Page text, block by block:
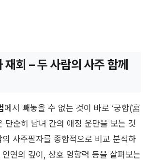
재회 – 두 사람의 사주 함께
에서 빼놓을 수 없는 것이 바로 ‘궁합(宮
단순히 남녀 간의 애정 운만을 보는 것
사주팔자를 종합적으로 비교 분석하
연의 깊이, 상호 영향력 등을 살펴보는